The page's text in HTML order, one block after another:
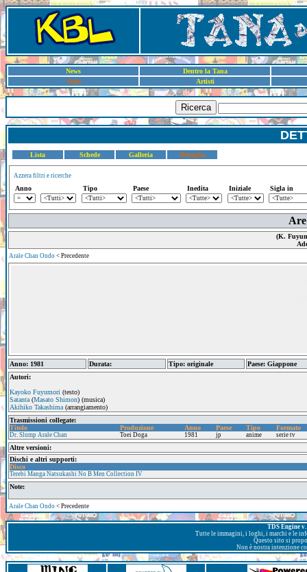
News
Dentro la Tana
Sigle
Artisti
Ricerca
Lista Schede Galleria Dettaglio
Azzera filtri e ricerche
Anno Tipo Paese Inedita Iniziale Sigla in
(K.
Arale Chan Ondo < Precedente
Anno: 1981 Durata: Tipo: originale
Paese: Giappone
Autori:
Kayoko Fuyumori (testo)
Satanta (Masato Shimon) (musica)
Akihiko Takashima (arrangiamento)
Trasmissioni collegate:
Titolo
Produzione Anno Paese Tipo Formato
Dr. Slump Arale Chan Toei Doga 1981 jp anime serie tv
Altre versioni:
Dischi e altri supporti:
Disco
Terebi Manga Natsukashi No B Men Collection IV
Note:
Arale Chan Ondo < Precedente
TDS Engine
Tutte le immagini, i loghi, i marchi e le
Questo sito si
Non è nostra intenzione